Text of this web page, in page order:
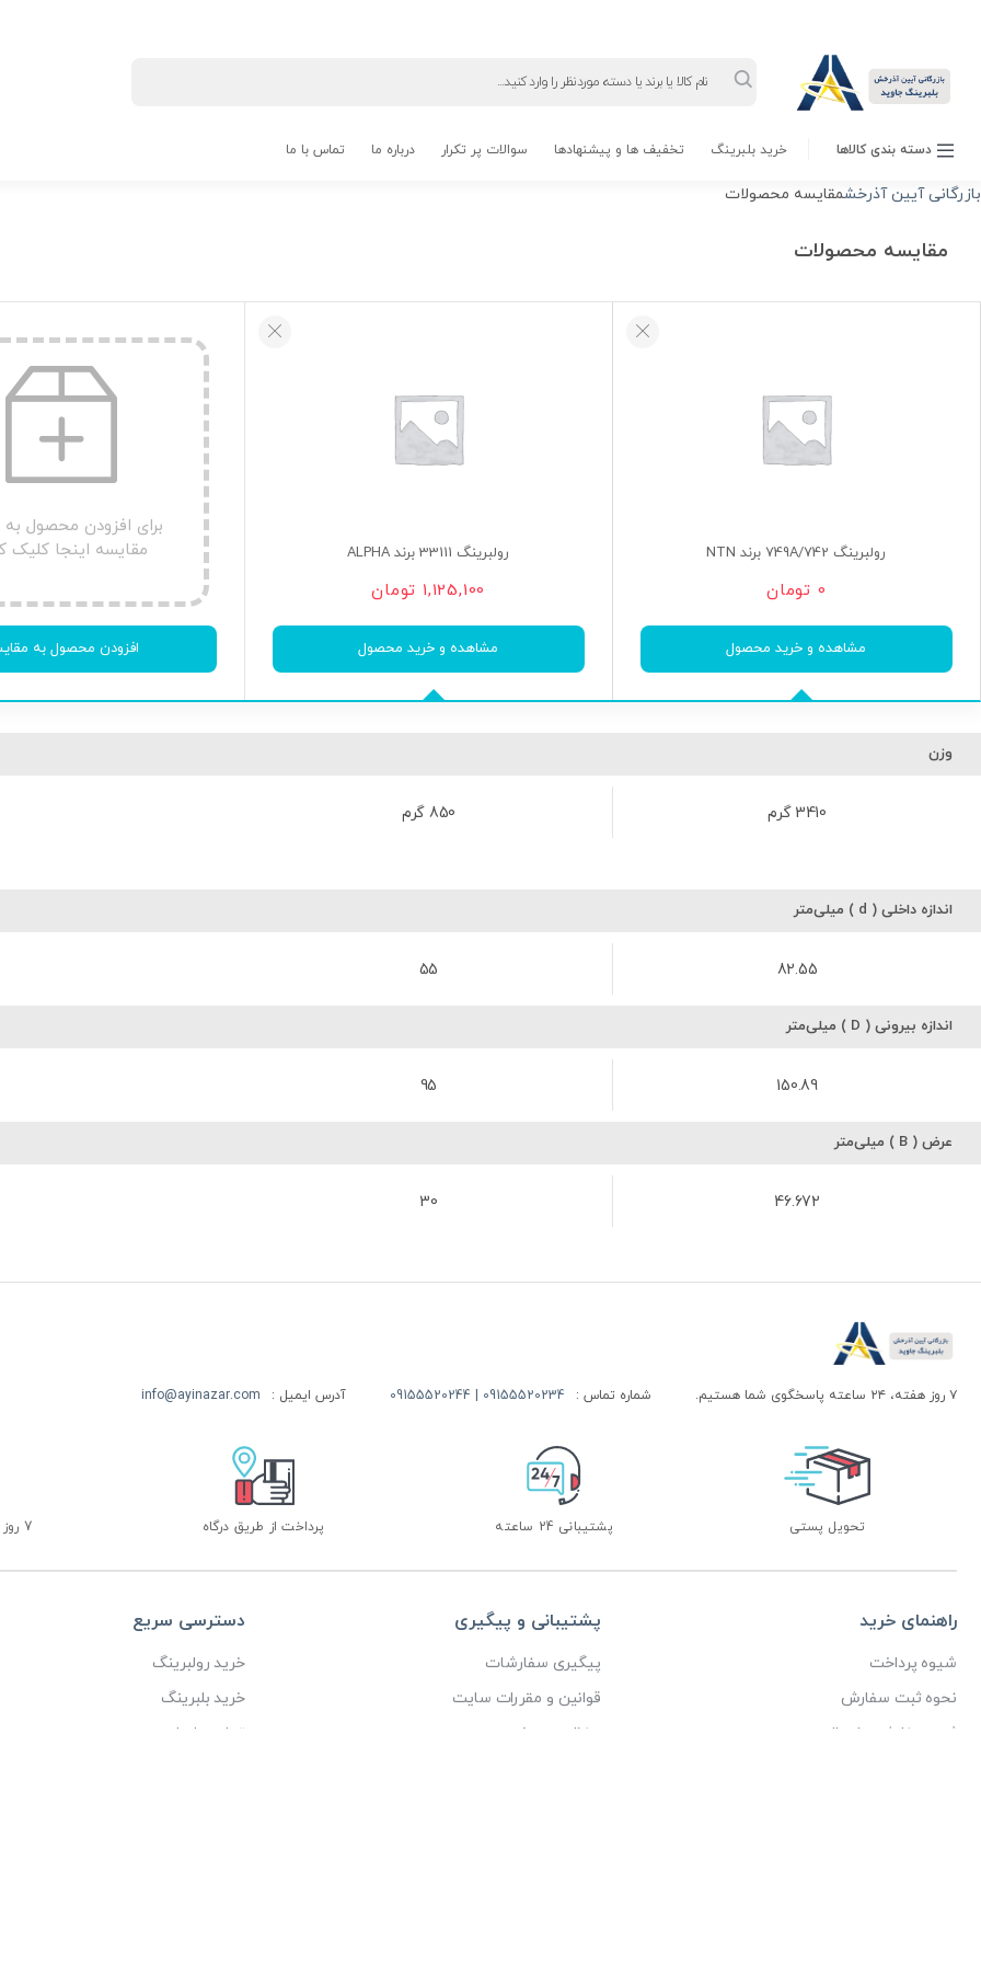
search
دسته بندی کالاها خرید بلبرینگ تخفیف ها و پیشنهادها سوالات پر تکرار درباره ما تماس با ما
بازرگانی آیین آذرخشمقایسه محصولات
مقایسه محصولات
رولبرینگ 749A/742 برند NTN
0 تومان
مشاهده و خرید محصول
رولبرینگ 33111 برند ALPHA
1,125,100 تومان
مشاهده و خرید محصول
برای افزودن محصول
مقایسه اینجا کلیک
افزودن محصول به
وزن
3410 گرم 850 گرم
اندازه داخلی ( d ) میلی‌متر
82.55
55
اندازه بیرونی ( D ) میلی‌متر
150.89
95
عرض ( B ) میلی‌متر
46.672
30
۷ روز هفته، ۲۴ ساعته پاسخگوی شما هستیم. شماره تماس : 09155520234 | 09155520244 آدرس ایمیل : info@ayinazar.com
تحویل پستی پشتیبانی 24 ساعته پرداخت از طریق درگاه 7 روز ضمانت بازگشت
راهنمای خرید
شیوه پرداخت
نحوه ثبت سفارش
ثبت سفارش و ارسال
پشتیبانی و پیگیری
پیگیری سفارشات
قوانین و مقررات سایت
حفظ حریم خصوصی
دسترسی سریع
خرید رولبرینگ
خرید بلبرینگ
تماس با ما